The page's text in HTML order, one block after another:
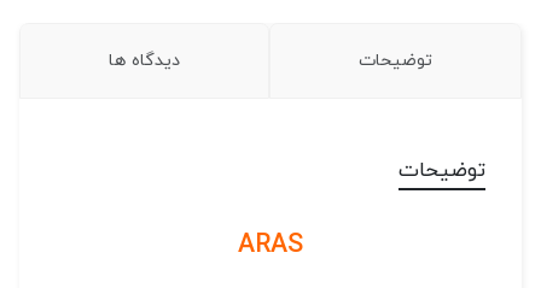
توضیحات دیدگاه ها
توضیحات
ARAS